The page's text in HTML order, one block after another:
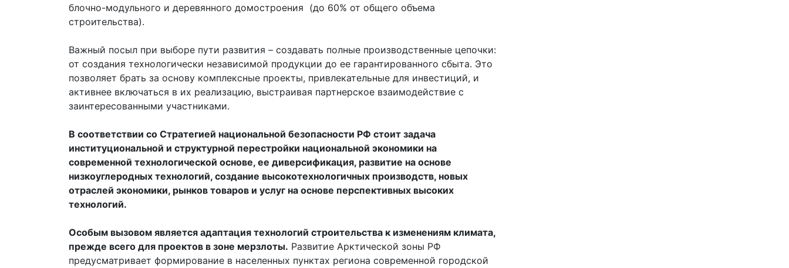
блочно-модульного и деревянного домостроения (до 60% от общего объема
строительства).
Важный посыл при выборе пути развития – создавать полные производственные цепочки:
от создания технологически независимой продукции до ее гарантированного сбыта. Это
позволяет брать за основу комплексные проекты, привлекательные для инвестиций, и
активнее включаться в их реализацию, выстраивая партнерское взаимодействие с
заинтересованными участниками.
В соответствии со Стратегией национальной безопасности РФ стоит задача
институциональной и структурной перестройки национальной экономики на
современной технологической основе, ее диверсификация, развитие на основе
низкоуглеродных технологий, создание высокотехнологичных производств, новых
отраслей экономики, рынков товаров и услуг на основе перспективных высоких
технологий.
Особым вызовом является адаптация технологий строительства к изменениям климата,
прежде всего для проектов в зоне мерзлоты. Развитие Арктической зоны РФ
предусматривает формирование в населенных пунктах региона современной городской